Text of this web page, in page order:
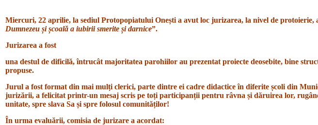
Miercuri, 22 aprilie, la sediul Protopopiatului Onești a avut loc jurizarea, la nivel de
Dumnezeu și școală a iubirii smerite și darnice”.
Jurizarea a fost
una destul de dificilă, întrucât majoritatea parohiilor au prezentat proiecte deosebite, bine
propuse.
Jurul a fost format din mai mulți clerici, parte dintre ei cadre didactice în diferite școli din
jurizării, a felicitat printr-un mesaj scris pe toți participanții pentru râvna și dăruirea lor,
unitate, spre slava Sa și spre folosul comunităților!
În urma evaluării, comisia de jurizare a acordat: